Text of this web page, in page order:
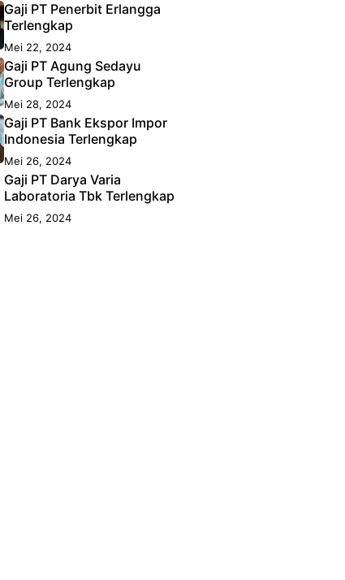
Gaji PT Penerbit Erlangga
Terlengkap
Mei 22, 2024
Gaji PT Agung Sedayu
Group Terlengkap
Mei 28, 2024
Gaji PT Bank Ekspor Impor
Indonesia Terlengkap
Mei 26, 2024
Gaji PT Darya Varia
Laboratoria Tbk Terlengkap
Mei 26, 2024